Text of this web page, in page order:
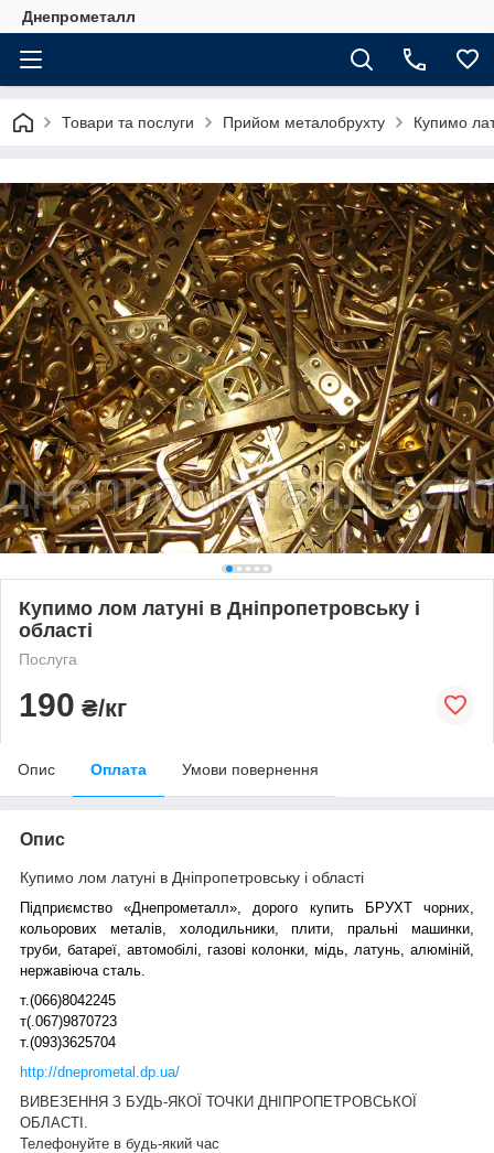
Днепрометалл
Товари та послуги Прийом металобрухту Купимо
Купимо лом латуні в Дніпропетровську і
області
Послуга
190 ₴/кг
Опис Оплата Умови повернення
Опис
Купимо лом латуні в Дніпропетровську і області
Підприємство «Днепрометалл», дорого купить БРУХТ чорних,
кольорових металів, холодильники, плити, пральні машинки,
труби, батареї, автомобілі, газові колонки, мідь, латунь, алюміній,
нержавіюча сталь.
т.(066)8042245
т(.067)9870723
т.(093)3625704
http://dneprometal.dp.ua/
ВИВЕЗЕННЯ З БУДЬ-ЯКОЇ ТОЧКИ ДНІПРОПЕТРОВСЬКОЇ
ОБЛАСТІ.
Телефонуйте в будь-який час